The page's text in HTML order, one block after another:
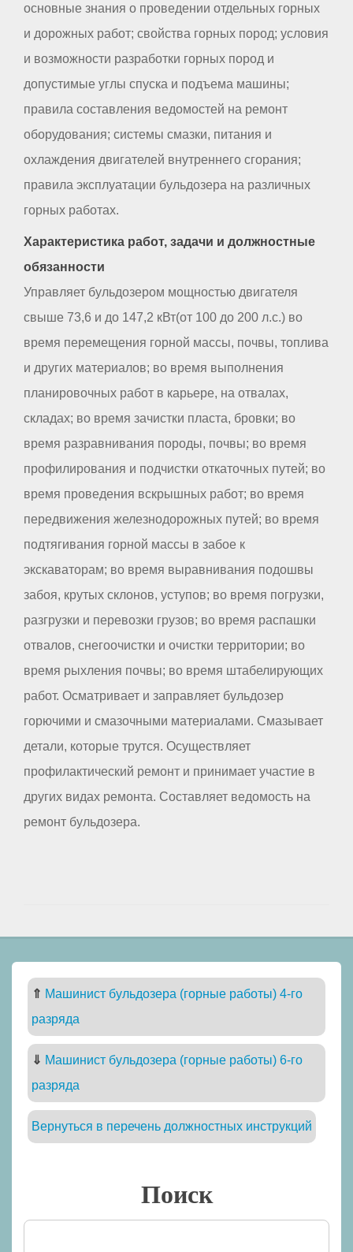
основные знания о проведении отдельных горных
и дорожных работ; свойства горных пород; условия
и возможности разработки горных пород и
допустимые углы спуска и подъема машины;
правила составления ведомостей на ремонт
оборудования; системы смазки, питания и
охлаждения двигателей внутреннего сгорания;
правила эксплуатации бульдозера на различных
горных работах.
Характеристика работ, задачи и должностные
обязанности
Управляет бульдозером мощностью двигателя
свыше 73,6 и до 147,2 кВт(от 100 до 200 л.с.) во
время перемещения горной массы, почвы, топлива
и других материалов; во время выполнения
планировочных работ в карьере, на отвалах,
складах; во время зачистки пласта, бровки; во
время разравнивания породы, почвы; во время
профилирования и подчистки откаточных путей; во
время проведения вскрышных работ; во время
передвижения железнодорожных путей; во время
подтягивания горной массы в забое к
экскаваторам; во время выравнивания подошвы
забоя, крутых склонов, уступов; во время погрузки,
разгрузки и перевозки грузов; во время распашки
отвалов, снегоочистки и очистки территории; во
время рыхления почвы; во время штабелирующих
работ. Осматривает и заправляет бульдозер
горючими и смазочными материалами. Смазывает
детали, которые трутся. Осуществляет
профилактический ремонт и принимает участие в
других видах ремонта. Составляет ведомость на
ремонт бульдозера.
⇑ Машинист бульдозера (горные работы) 4-го
разряда
⇓ Машинист бульдозера (горные работы) 6-го
разряда
Вернуться в перечень должностных инструкций
Поиск